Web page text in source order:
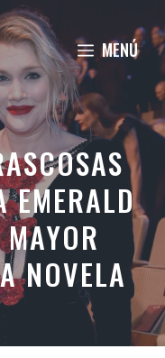
MENÚ
EMERALD
NOVELA